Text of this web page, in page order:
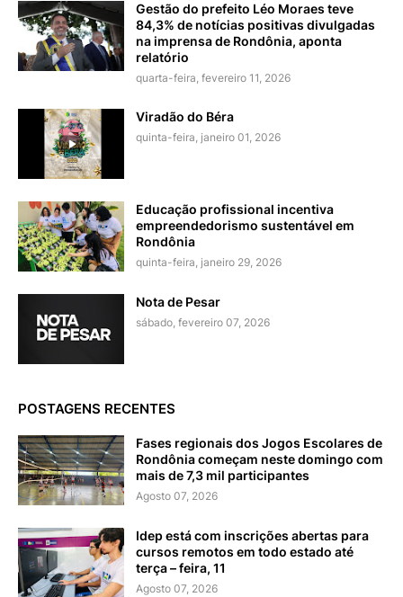
Gestão do prefeito Léo Moraes teve
84,3% de notícias positivas divulgadas
na imprensa de Rondônia, aponta
relatório
quarta-feira, fevereiro 11, 2026
Viradão do Béra
quinta-feira, janeiro 01, 2026
Educação profissional incentiva
empreendedorismo sustentável em
Rondônia
quinta-feira, janeiro 29, 2026
Nota de Pesar
sábado, fevereiro 07, 2026
POSTAGENS RECENTES
Fases regionais dos Jogos Escolares de
Rondônia começam neste domingo com
mais de 7,3 mil participantes
Agosto 07, 2026
Idep está com inscrições abertas para
cursos remotos em todo estado até
terça – feira, 11
Agosto 07, 2026